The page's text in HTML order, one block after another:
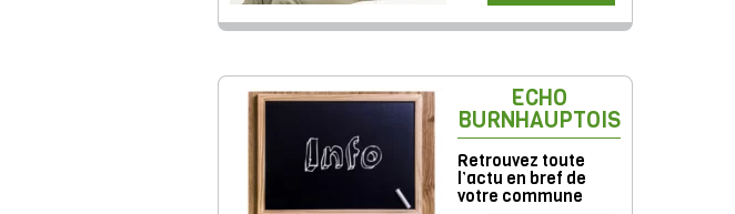
ECHO
BURNHAUPTOIS
Retrouvez toute
l’actu en bref de
votre commune